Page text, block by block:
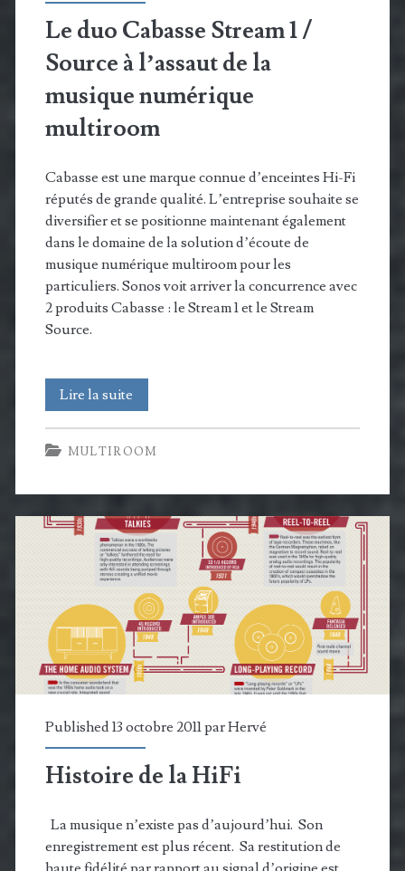
Le duo Cabasse Stream 1 /
Source à l’assaut de la
musique numérique
multiroom
Cabasse est une marque connue d’enceintes Hi-Fi
réputés de grande qualité. L’entreprise souhaite se
diversifier et se positionne maintenant également
dans le domaine de la solution d’écoute de
musique numérique multiroom pour les
particuliers. Sonos voit arriver la concurrence avec
2 produits Cabasse : le Stream 1 et le Stream
Source.
Lire la suite
duo
Cabasse
Stream
1
/
Source
à
l’assaut
de
la
musique
numérique
multiroom
MULTIROOM
Published 13 octobre 2011 parHervé
Histoire de la HiFi
La musique n’existe pas d’aujourd’hui. Son
enregistrement est plus récent. Sa restitution de